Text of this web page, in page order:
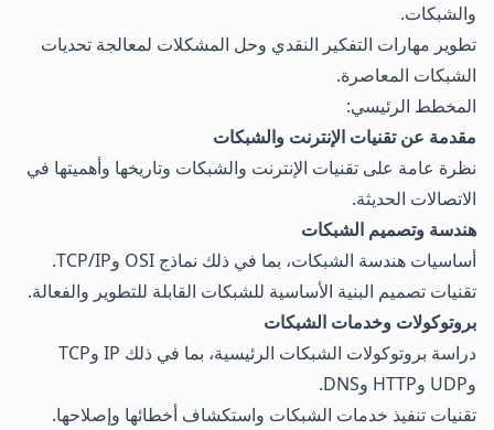
والشبكات.
تطوير مهارات التفكير النقدي وحل المشكلات لمعالجة تحديات
الشبكات المعاصرة.
المخطط الرئيسي:
مقدمة عن تقنيات الإنترنت والشبكات
نظرة عامة على تقنيات الإنترنت والشبكات وتاريخها وأهميتها في
الاتصالات الحديثة.
هندسة وتصميم الشبكات
أساسيات هندسة الشبكات، بما في ذلك نماذج OSI وTCP/IP.
تقنيات تصميم البنية الأساسية للشبكات القابلة للتطوير والفعالة.
بروتوكولات وخدمات الشبكات
دراسة بروتوكولات الشبكات الرئيسية، بما في ذلك IP وTCP
وUDP وHTTP وDNS.
تقنيات تنفيذ خدمات الشبكات واستكشاف أخطائها وإصلاحها.